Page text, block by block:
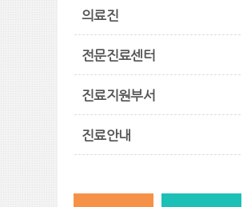
의료진
전문진료센터
진료지원부서
진료안내